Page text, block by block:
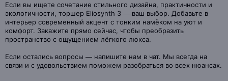
Если вы ищете сочетание стильного дизайна, практичности и
экологичности, торшер Eliosynth 3 — ваш выбор. Добавьте в
интерьер современный акцент с тонким намёком на уют и
комфорт. Закажите прямо сейчас, чтобы преобразить
пространство с ощущением лёгкого люкса.
Если остались вопросы — напишите нам в чат. Мы всегда на
связи и с удовольствием поможем разобраться во всех нюансах.